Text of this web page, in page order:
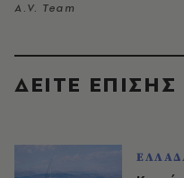
A.V. Team
ΔΕΙΤΕ ΕΠΙΣΗΣ